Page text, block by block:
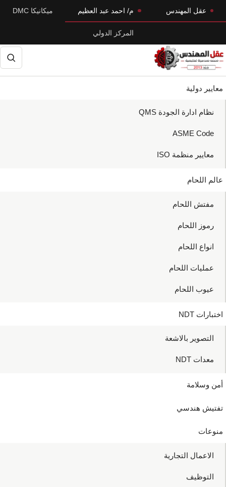
Skip
to
navigation
Skip
to
content
عقل المهندس م/ احمد عبد العظيم ميكانيكا DMC
المركز الدولي
معايير دولية
نظام ادارة الجودة QMS
ASME Code
معايير منظمة ISO
عالم اللحام
مفتش اللحام
رموز اللحام
انواع اللحام
عمليات اللحام
عيوب اللحام
اختبارات NDT
التصوير بالاشعة
معدات NDT
أمن وسلامة
تفتيش هندسي
منوعات
الاعمال التجارية
التوظيف